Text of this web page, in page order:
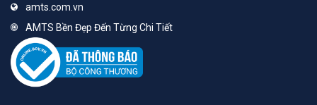
amts.com.vn
AMTS Bền Đẹp Đến Từng Chi Tiết